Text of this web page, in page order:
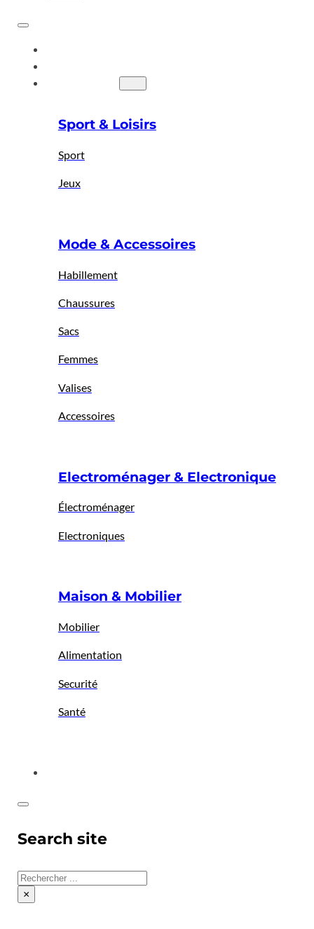
Sport & Loisirs
Sport
Jeux
Mode & Accessoires
Habillement
Chaussures
Sacs
Femmes
Valises
Accessoires
Electroménager & Electronique
Électroménager
Electroniques
Maison & Mobilier
Mobilier
Alimentation
Securité
Santé
Search site
Rechercher
×